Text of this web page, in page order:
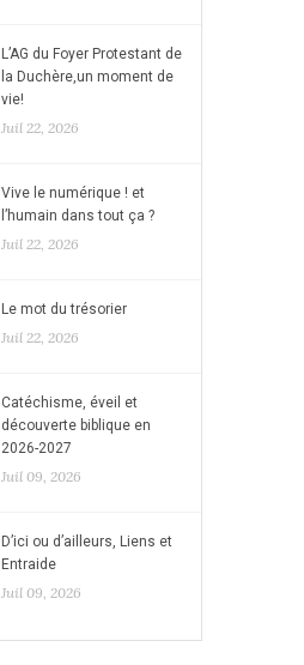
L’AG du Foyer Protestant de
la Duchère,un moment de
vie!
Juil 22, 2026
Vive le numérique ! et
l’humain dans tout ça ?
Juil 22, 2026
Le mot du trésorier
Juil 22, 2026
Catéchisme, éveil et
découverte biblique en
2026-2027
Juil 09, 2026
D’ici ou d’ailleurs, Liens et
Entraide
Juil 09, 2026